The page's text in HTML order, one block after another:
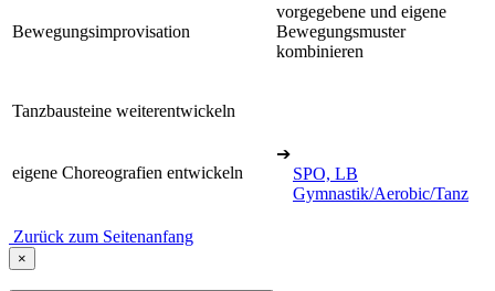
Bewegungsimprovisation
vorgegebene und eigene
Bewegungsmuster
kombinieren
Tanzbausteine weiterentwickeln
eigene Choreografien entwickeln
➔
SPO, LB
Gymnastik/Aerobic/Tanz
Zurück zum Seitenanfang
×